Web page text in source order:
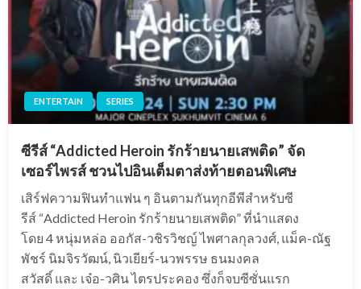
ENTERTAIN SERIES
ซีรีส์ “Addicted Heroin รักร้ายนายเสพติด” จัด
เซอร์ไพรส์ ชวนไปอินเต็มตาส่งท้ายตอนพิเศษ
เสิร์ฟความฟินทำแฟน ๆ อินตามกันทุกอีพีสำหรับซี
รีส์ “Addicted Heroin รักร้ายนายเสพติด” ที่นำแสดง
โดย 4 หนุ่มหล่อ ออกัส-วชิรวิชญ์ ไพศาลกุลวงศ์, แม็ค-ณัฐ
พัชร์ นิมจิรวัฒน์, นิวเยียร์-นวพรรษ ธนมงคล
สวัสดิ์ และ เจ๋อ-วศิน ไตรประคอง ซึ่งก็จบซีซั่นแรก